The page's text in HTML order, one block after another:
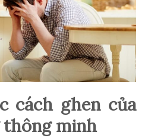
cách ghen của
minh